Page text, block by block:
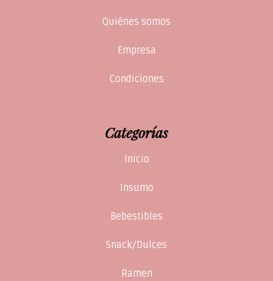
Quiénes somos
Empresa
Condiciones
Categorías
Inicio
Insumo
Bebestibles
Snack/Dulces
Ramen